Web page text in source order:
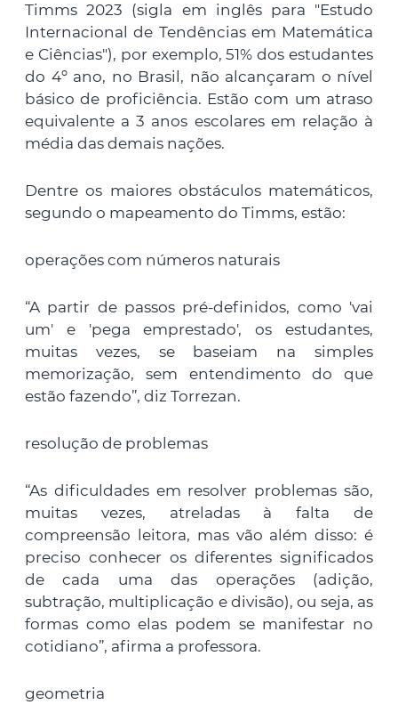
Timms 2023 (sigla em inglês para "Estudo
Internacional de Tendências em Matemática
e Ciências"), por exemplo, 51% dos estudantes
do 4º ano, no Brasil, não alcançaram o nível
básico de proficiência. Estão com um atraso
equivalente a 3 anos escolares em relação à
média das demais nações.
Dentre os maiores obstáculos matemáticos,
segundo o mapeamento do Timms, estão:
operações com números naturais
“A partir de passos pré-definidos, como 'vai
um' e 'pega emprestado', os estudantes,
muitas vezes, se baseiam na simples
memorização, sem entendimento do que
estão fazendo”, diz Torrezan.
resolução de problemas
“As dificuldades em resolver problemas são,
muitas vezes, atreladas à falta de
compreensão leitora, mas vão além disso: é
preciso conhecer os diferentes significados
de cada uma das operações (adição,
subtração, multiplicação e divisão), ou seja, as
formas como elas podem se manifestar no
cotidiano”, afirma a professora.
geometria